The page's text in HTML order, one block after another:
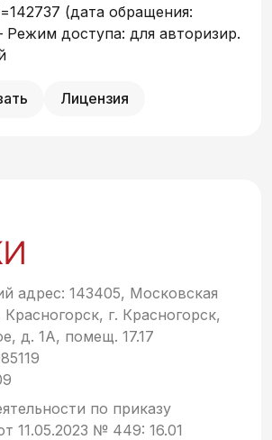
(дата обращения:
доступа: для авторизир.
Лицензия
адрес: 143405, Московская
Красногорск, г. Красногорск,
д. 1А, помещ. 17.17
по приказу
11.05.2023 № 449: 16.01